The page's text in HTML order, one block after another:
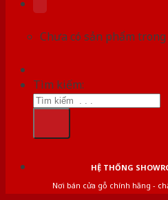
Chưa có sản phẩm
Tìm kiếm:
HỆ THỐNG
Nơi bán cửa gỗ chính hãng -